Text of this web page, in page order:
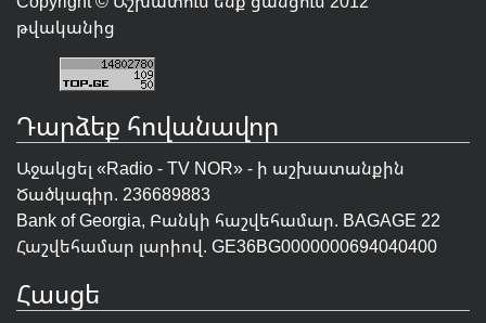
թվականից
Դարձեք հովանավոր
Աջակցել «Radio - TV NOR» - ի աշխատանքին
Ծածկագիր. 236689883
Bank of Georgia, Բանկի հաշվեհամար. BAGAGE 22
Հաշվեհամար լարիով. GE36BG0000000694040400
Հասցե